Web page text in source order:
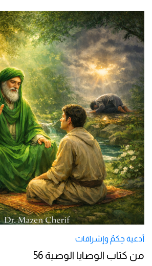
أدعية حِكمٌ وإشراقات
من كتاب الوصايا الوصية 56